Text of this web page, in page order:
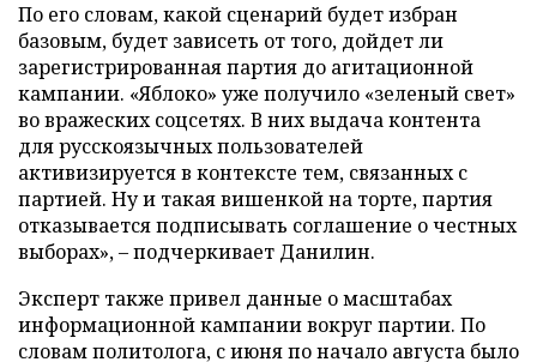
По его словам, какой сценарий будет избран
базовым, будет зависеть от того, дойдет ли
зарегистрированная партия до агитационной
кампании. «Яблоко» уже получило «зеленый свет»
во вражеских соцсетях. В них выдача контента
для русскоязычных пользователей
активизируется в контексте тем, связанных с
партией. Ну и такая вишенкой на торте, партия
отказывается подписывать соглашение о честных
выборах», – подчеркивает Данилин.
Эксперт также привел данные о масштабах
информационной кампании вокруг партии. По
словам политолога, с июня по начало августа было